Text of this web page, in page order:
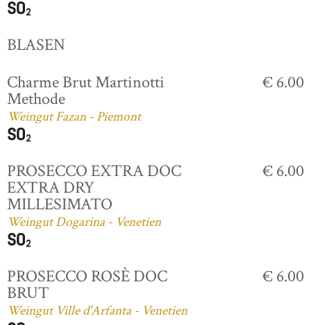
BLASEN
Charme Brut Martinotti
Methode
Weingut Fazan - Piemont
€ 6.00
PROSECCO EXTRA DOC
EXTRA DRY
MILLESIMATO
Weingut Dogarina - Venetien
€ 6.00
PROSECCO ROSÈ DOC
BRUT
Weingut Ville d'Arfanta - Venetien
€ 6.00